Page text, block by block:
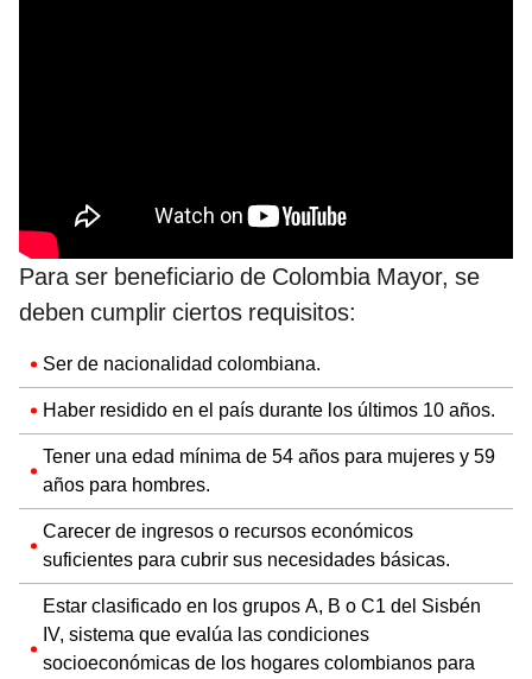
Para ser beneficiario de Colombia Mayor, se
deben cumplir ciertos requisitos:
Ser de nacionalidad colombiana.
Haber residido en el país durante los últimos 10 años.
Tener una edad mínima de 54 años para mujeres y 59
años para hombres.
Carecer de ingresos o recursos económicos
suficientes para cubrir sus necesidades básicas.
Estar clasificado en los grupos A, B o C1 del Sisbén
IV, sistema que evalúa las condiciones
socioeconómicas de los hogares colombianos para